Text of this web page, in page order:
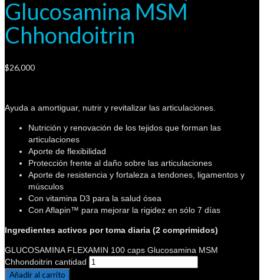
Glucosamina MSM
Chhondoitrin
$26,000
Ayuda a amortiguar, nutrir y revitalizar las articulaciones.
Nutrición y renovación de los tejidos que forman las
articulaciones
Aporte de flexibilidad
Protección frente al daño sobre las articulaciones
Aporte de resistencia y fortaleza a tendones, ligamentos y
músculos
Con vitamina D3 para la salud ósea
Con Aflapin™ para mejorar la rigidez en sólo 7 días
Ingredientes activos por toma diaria (2 comprimidos)
GLUCOSAMINA FLEXAMIN 100 caps Glucosamina MSM
Chhondoitrin cantidad
Añadir al carrito